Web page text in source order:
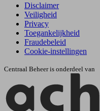
Disclaimer
Veiligheid
Privacy
Toegankelijkheid
Fraudebeleid
Cookie-instellingen
Centraal Beheer is onderdeel van